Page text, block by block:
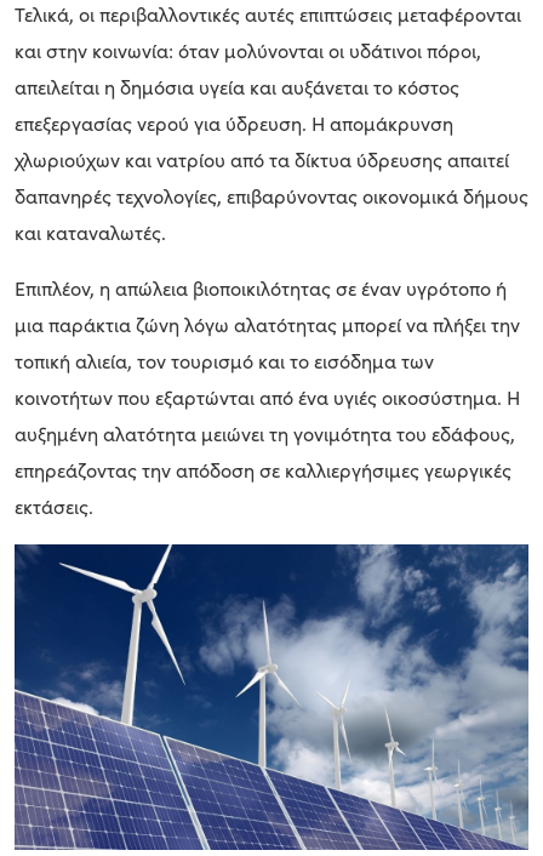
Τελικά, οι περιβαλλοντικές αυτές επιπτώσεις μεταφέρονται
και στην κοινωνία: όταν μολύνονται οι υδάτινοι πόροι,
απειλείται η δημόσια υγεία και αυξάνεται το κόστος
επεξεργασίας νερού για ύδρευση. Η απομάκρυνση
χλωριούχων και νατρίου από τα δίκτυα ύδρευσης απαιτεί
δαπανηρές τεχνολογίες, επιβαρύνοντας οικονομικά δήμους
και καταναλωτές.
Επιπλέον, η απώλεια βιοποικιλότητας σε έναν υγρότοπο ή
μια παράκτια ζώνη λόγω αλατότητας μπορεί να πλήξει την
τοπική αλιεία, τον τουρισμό και το εισόδημα των
κοινοτήτων που εξαρτώνται από ένα υγιές οικοσύστημα. Η
αυξημένη αλατότητα μειώνει τη γονιμότητα του εδάφους,
επηρεάζοντας την απόδοση σε καλλιεργήσιμες γεωργικές
εκτάσεις.